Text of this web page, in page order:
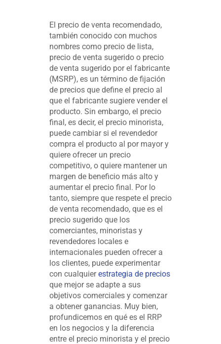
El precio de venta recomendado,
también conocido con muchos
nombres como precio de lista,
precio de venta sugerido o precio
de venta sugerido por el fabricante
(MSRP), es un término de fijación
de precios que define el precio al
que el fabricante sugiere vender el
producto. Sin embargo, el precio
final, es decir, el precio minorista,
puede cambiar si el revendedor
compra el producto al por mayor y
quiere ofrecer un precio
competitivo, o quiere mantener un
margen de beneficio más alto y
aumentar el precio final. Por lo
tanto, siempre que respete el precio
de venta recomendado, que es el
precio sugerido que los
comerciantes, minoristas y
revendedores locales e
internacionales pueden ofrecer a
los clientes, puede experimentar
con cualquierestrategia de precios
que mejor se adapte a sus
objetivos comerciales y comenzar
a obtener ganancias. Muy bien,
profundicemos en qué es el RRP
en los negocios y la diferencia
entre el precio minorista y el precio